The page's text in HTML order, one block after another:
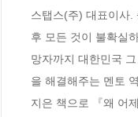
스탭스(주) 대표이사.
후 모든 것이 불확실
망자까지 대한민국
을 해결해주는 멘토
지은 책으로 『왜 어